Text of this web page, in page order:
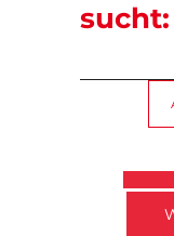
sucht: